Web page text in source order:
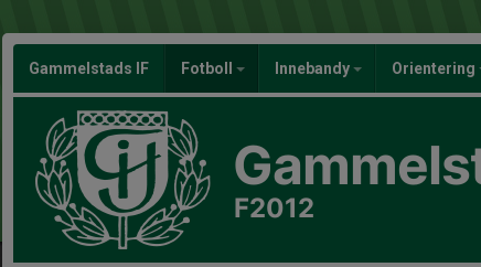
Gammelstads IF Fotboll Innebandy Orientering
F2012